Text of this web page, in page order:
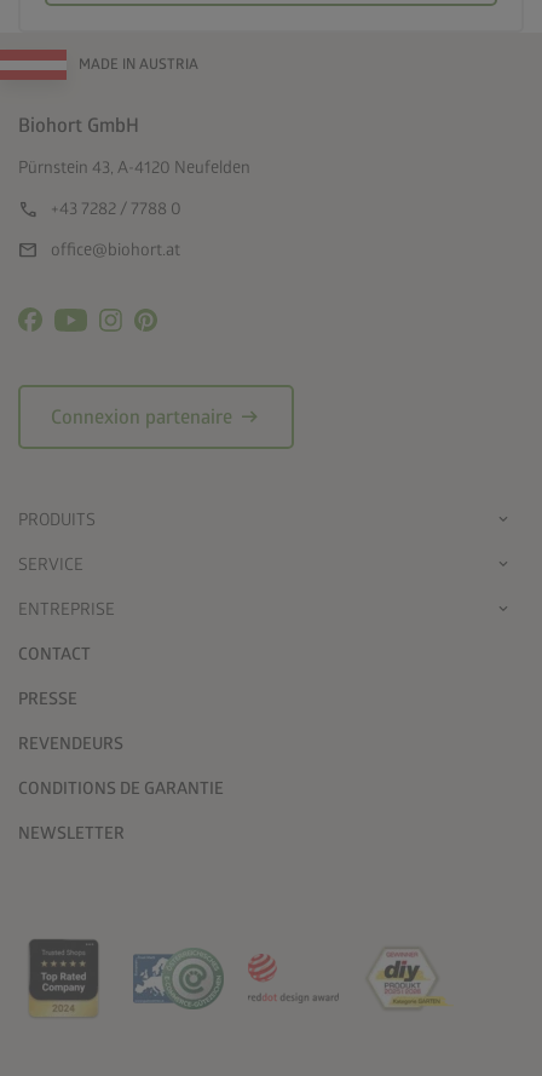
MADE IN AUSTRIA
Biohort GmbH
Pürnstein 43, A-4120 Neufelden
call +43 7282 / 7788 0
mail office@biohort.at
Connexion partenaire arrow_right_alt
PRODUITS
SERVICE
ENTREPRISE
CONTACT
PRESSE
REVENDEURS
CONDITIONS DE GARANTIE
NEWSLETTER